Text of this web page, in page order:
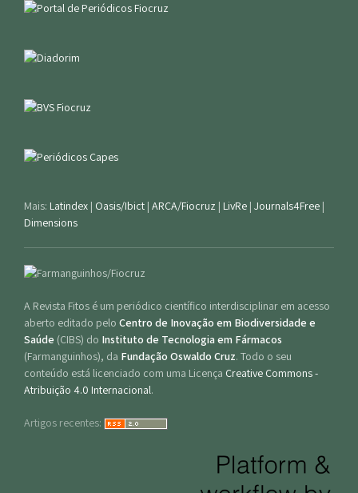
Mais: Latindex | Oasis/Ibict | ARCA/Fiocruz | LivRe | Journals4Free |
Dimensions
A Revista Fitos é um periódico científico interdisciplinar em acesso
aberto editado pelo Centro de Inovação em Biodiversidade e
Saúde (CIBS) do Instituto de Tecnologia em Fármacos
(Farmanguinhos), da Fundação Oswaldo Cruz. Todo o seu
conteúdo está licenciado com uma Licença Creative Commons -
Atribuição 4.0 Internacional.
Artigos recentes: